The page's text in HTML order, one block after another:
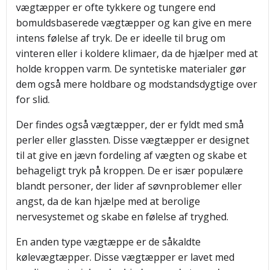
vægtæpper er ofte tykkere og tungere end
bomuldsbaserede vægtæpper og kan give en mere
intens følelse af tryk. De er ideelle til brug om
vinteren eller i koldere klimaer, da de hjælper med at
holde kroppen varm. De syntetiske materialer gør
dem også mere holdbare og modstandsdygtige over
for slid.
Der findes også vægtæpper, der er fyldt med små
perler eller glassten. Disse vægtæpper er designet
til at give en jævn fordeling af vægten og skabe et
behageligt tryk på kroppen. De er især populære
blandt personer, der lider af søvnproblemer eller
angst, da de kan hjælpe med at berolige
nervesystemet og skabe en følelse af tryghed.
En anden type vægtæppe er de såkaldte
kølevægtæpper. Disse vægtæpper er lavet med